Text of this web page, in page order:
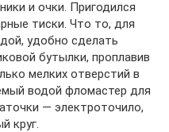
и очки. Пригодился
тиски. Что то, для
удобно сделать
бутылки, проплавив
мелких отверстий в
водой фломастер для
— электроточило,
круг.